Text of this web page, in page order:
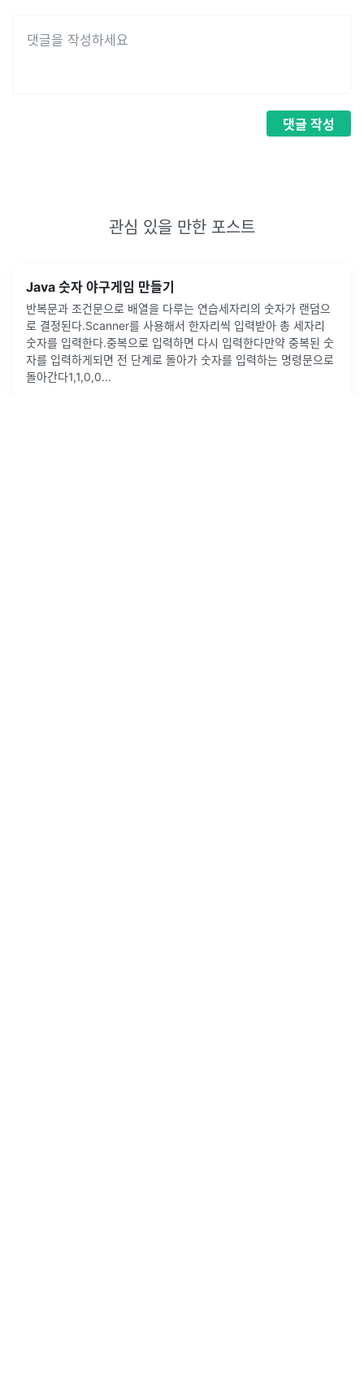
댓글 작성
관심 있을 만한 포스트
Java 숫자 야구게임 만들기
반복문과 조건문으로 배열을 다루는 연습세자리의 숫자가 랜덤으
로 결정된다.Scanner를 사용해서 한자리씩 입력받아 총 세자리
숫자를 입력한다.중복으로 입력하면 다시 입력한다만약 중복된 숫
자를 입력하게되면 전 단계로 돌아가 숫자를 입력하는 명령문으로
돌아간다1,1,0,0...